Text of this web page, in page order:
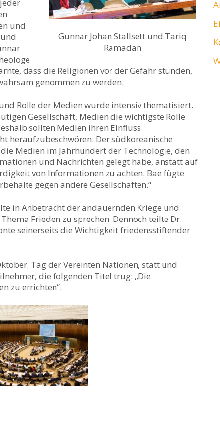
Gunnar Johan Stallsett und Tariq
Ramadan
und
dass die Religionen vor der Gefahr stünden,
genommen zu werden.
Rolle der Medien wurde intensiv thematisiert.
Gesellschaft, Medien die wichtigste Rolle
sollten Medien ihren Einfluss
heraufzubeschwören. Der südkoreanische
Medien im Jahrhundert der Technologie, den
und Nachrichten gelegt habe, anstatt auf
von Informationen zu achten. Bae fügte
gegen andere Gesellschaften.“
in Anbetracht der andauernden Kriege und
Frieden zu sprechen. Dennoch teilte Dr.
seinerseits die Wichtigkeit friedensstiftender
Tag der Vereinten Nationen, statt und
die folgenden Titel trug: „Die
zu errichten“.